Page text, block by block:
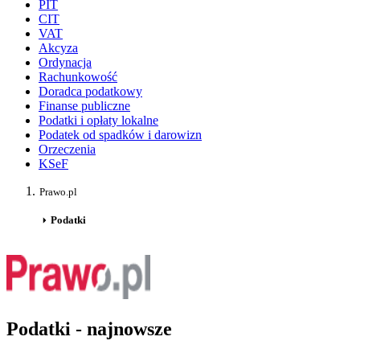
PIT
CIT
VAT
Akcyza
Ordynacja
Rachunkowość
Doradca podatkowy
Finanse publiczne
Podatki i opłaty lokalne
Podatek od spadków i darowizn
Orzeczenia
KSeF
Prawo.pl
Podatki
Podatki - najnowsze